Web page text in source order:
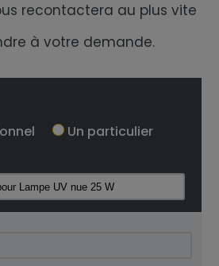
recontactera au plus vite
à votre demande.
Un particulier